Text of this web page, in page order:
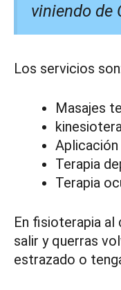
viniendo de
Los servicios
Masajes
Terapia
Terapia
En fisioterapia al
salir y querras
estrazado o